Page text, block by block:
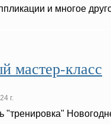
и многое
мастер-класс
г.
"тренировка"